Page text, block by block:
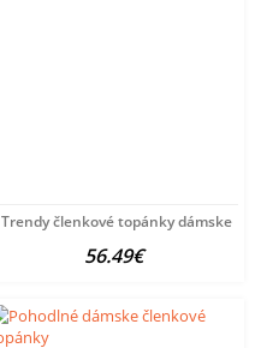
Trendy členkové topánky dámske
56.49€